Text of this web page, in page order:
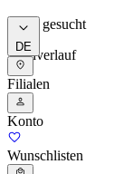
Meist gesucht
Suchverlauf
DE
Filialen
Konto
Wunschlisten